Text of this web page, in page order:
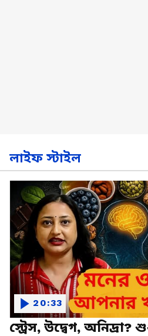
লাইফ স্টাইল
স্ট্রেস, উদ্বেগ, অনিদ্রা?
20:33